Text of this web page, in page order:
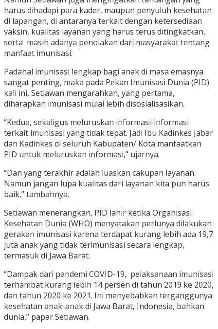
harus dihadapi para kader, maupun penyuluh kesehatan
di lapangan, di antaranya terkait dengan ketersediaan
vaksin, kualitas layanan yang harus terus ditingkatkan,
serta masih adanya penolakan dari masyarakat tentang
manfaat imunisasi.
Padahal imunisasi lengkap bagi anak di masa emasnya
sangat penting, maka pada Pekan Imunisasi Dunia (PID)
kali ini, Setiawan mengarahkan, yang pertama,
diharapkan imunisasi mulai lebih disosialisasikan.
“Kedua, sekaligus meluruskan informasi-informasi
terkait imunisasi yang tidak tepat. Jadi Ibu Kadinkes Jabar
dan Kadinkes di seluruh Kabupaten/ Kota manfaatkan
PID untuk meluruskan informasi,” ujarnya.
“Dan yang terakhir adalah luaskan cakupan layanan.
Namun jangan lupa kualitas dari layanan kita pun harus
baik,” tambahnya.
Setiawan menerangkan, PID lahir ketika Organisasi
Kesehatan Dunia (WHO) menyatakan perlunya dilakukan
gerakan imunisasi karena terdapat kurang lebih ada 19,7
juta anak yang tidak terimunisasi secara lengkap,
termasuk di Jawa Barat.
“Dampak dari pandemi COVID-19, pelaksanaan imunisasi
terhambat kurang lebih 14 persen di tahun 2019 ke 2020,
dan tahun 2020 ke 2021. Ini menyebabkan terganggunya
kesehatan anak-anak di Jawa Barat, Indonesia, bahkan
dunia,” papar Setiawan.